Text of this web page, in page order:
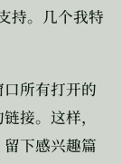
持。几个我特
所有打开的
接。这样，
下感兴趣篇